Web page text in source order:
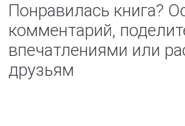
Понравилась книга?
комментарий,
впечатлениями или
друзьям